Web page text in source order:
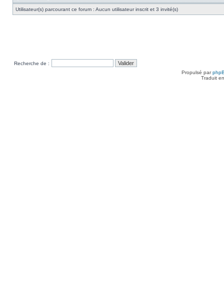
Utilisateur(s) parcourant ce forum : Aucun utilisateur inscrit et 3 invité(s)
Recherche de :
Propulsé par
Traduit